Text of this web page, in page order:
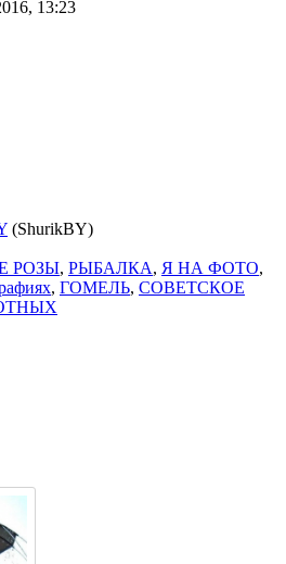
13:23
(ShurikBY)
РОЗЫ, РЫБАЛКА, Я НА ФОТО,
, ГОМЕЛЬ, СОВЕТСКОЕ